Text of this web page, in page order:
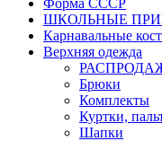
Форма СССР
ШКОЛЬНЫЕ
Карнавальные
Верхняя одежда
Брюки
Комплекты
Куртки,
Шапки